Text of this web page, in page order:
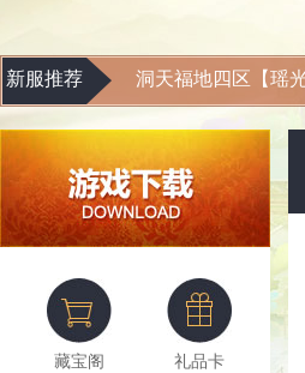
新服推荐 洞天福地四区【瑶
藏宝阁 礼品卡